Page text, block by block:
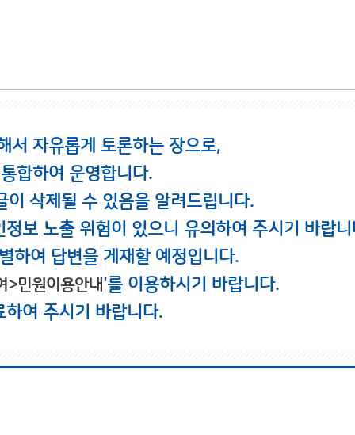
서 자유롭게 토론하는 장으로,
합하여 운영합니다.
삭제될 수 있음을 알려드립니다.
보 노출 위험이 있으니 유의하여 주시기 바랍니
하여 답변을 게재할 예정입니다.
>민원이용안내'를 이용하시기 바랍니다.
여 주시기 바랍니다.